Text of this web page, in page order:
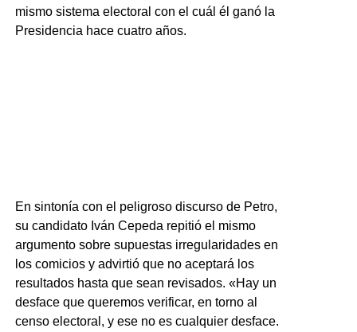
mismo sistema electoral con el cuál él ganó la
Presidencia hace cuatro años.
En sintonía con el peligroso discurso de Petro,
su candidato Iván Cepeda repitió el mismo
argumento sobre supuestas irregularidades en
los comicios y advirtió que no aceptará los
resultados hasta que sean revisados. «Hay un
desface que queremos verificar, en torno al
censo electoral, y ese no es cualquier desface.